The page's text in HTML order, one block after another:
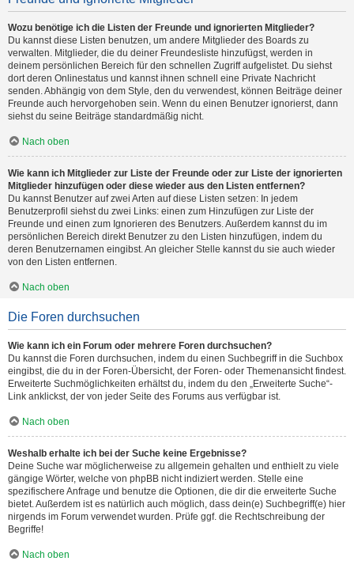
Wozu benötige ich die Listen der Freunde und ignorierten Mitglieder?
Du kannst diese Listen benutzen, um andere Mitglieder des Boards zu
verwalten. Mitglieder, die du deiner Freundesliste hinzufügst, werden in
deinem persönlichen Bereich für den schnellen Zugriff aufgelistet. Du siehst
dort deren Onlinestatus und kannst ihnen schnell eine Private Nachricht
senden. Abhängig von dem Style, den du verwendest, können Beiträge deiner
Freunde auch hervorgehoben sein. Wenn du einen Benutzer ignorierst, dann
siehst du seine Beiträge standardmäßig nicht.
Nach oben
Wie kann ich Mitglieder zur Liste der Freunde oder zur Liste der ignorierten
Mitglieder hinzufügen oder diese wieder aus den Listen entfernen?
Du kannst Benutzer auf zwei Arten auf diese Listen setzen: In jedem
Benutzerprofil siehst du zwei Links: einen zum Hinzufügen zur Liste der
Freunde und einen zum Ignorieren des Benutzers. Außerdem kannst du im
persönlichen Bereich direkt Benutzer zu den Listen hinzufügen, indem du
deren Benutzernamen eingibst. An gleicher Stelle kannst du sie auch wieder
von den Listen entfernen.
Nach oben
Die Foren durchsuchen
Wie kann ich ein Forum oder mehrere Foren durchsuchen?
Du kannst die Foren durchsuchen, indem du einen Suchbegriff in die Suchbox
eingibst, die du in der Foren-Übersicht, der Foren- oder Themenansicht findest.
Erweiterte Suchmöglichkeiten erhältst du, indem du den „Erweiterte Suche“-
Link anklickst, der von jeder Seite des Forums aus verfügbar ist.
Nach oben
Weshalb erhalte ich bei der Suche keine Ergebnisse?
Deine Suche war möglicherweise zu allgemein gehalten und enthielt zu viele
gängige Wörter, welche von phpBB nicht indiziert werden. Stelle eine
spezifischere Anfrage und benutze die Optionen, die dir die erweiterte Suche
bietet. Außerdem ist es natürlich auch möglich, dass dein(e) Suchbegriff(e) hier
nirgends im Forum verwendet wurden. Prüfe ggf. die Rechtschreibung der
Begriffe!
Nach oben